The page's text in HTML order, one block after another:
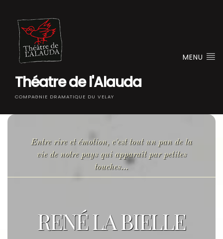
Théatre de l'Alauda
COMPAGNIE DRAMATIQUE DU VELAY
MENU
Entre rire et émotion, c'est tout un pan de la
vie de notre pays qui apparaît par petites
touches...
RENÉ LA BIELLE